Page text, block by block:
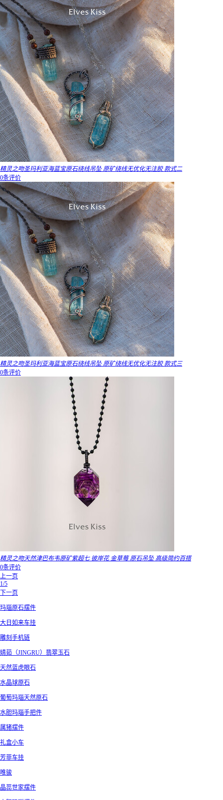
精灵之吻圣玛利亚海蓝宝原石绕线吊坠 原矿绕线无优化无注胶 款式二
0条评价
精灵之吻圣玛利亚海蓝宝原石绕线吊坠 原矿绕线无优化无注胶 款式三
0条评价
精灵之吻天然津巴布韦原矿紫超七 彼岸花 金草莓 原石吊坠 高级简约百搭
0条评价
上一页
1/5
下一页
玛瑙原石摆件
大日如来车挂
雕刻手机链
婧茹（JINGRU）翡翠玉石
天然蓝虎眼石
水晶球原石
葡萄玛瑙天然原石
水胆玛瑙手把件
属猪摆件
礼盒小车
芳菲车挂
唯骏
晶蕊世家摆件